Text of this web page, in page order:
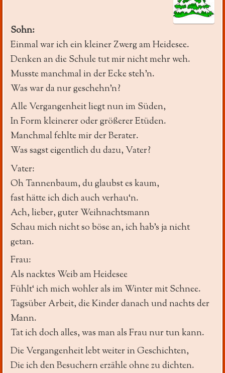
Sohn:
Einmal war ich ein kleiner Zwerg am Heidesee.
Denken an die Schule tut mir nicht mehr weh.
Musste manchmal in der Ecke steh’n.
Was war da nur geschehn’n?
Alle Vergangenheit liegt nun im Süden,
In Form kleinerer oder größerer Etüden.
Manchmal fehlte mir der Berater.
Was sagst eigentlich du dazu, Vater?
Vater:
Oh Tannenbaum, du glaubst es kaum,
fast hätte ich dich auch verhau‘n.
Ach, lieber, guter Weihnachtsmann
Schau mich nicht so böse an, ich hab’s ja nicht
getan.
Frau:
Als nacktes Weib am Heidesee
Fühlt‘ ich mich wohler als im Winter mit Schnee.
Tagsüber Arbeit, die Kinder danach und nachts der
Mann.
Tat ich doch alles, was man als Frau nur tun kann.
Die Vergangenheit lebt weiter in Geschichten,
Die ich den Besuchern erzähle ohne zu dichten.